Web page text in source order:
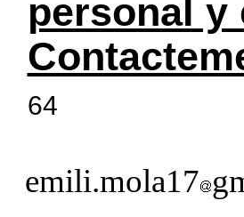
personal y
64
emili.mola17